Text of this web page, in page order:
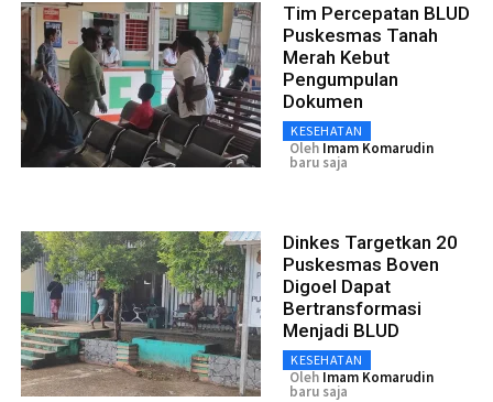
Tim Percepatan BLUD
Puskesmas Tanah
Merah Kebut
Pengumpulan
Dokumen
KESEHATAN
Oleh Imam Komarudin
baru saja
Dinkes Targetkan 20
Puskesmas Boven
Digoel Dapat
Bertransformasi
Menjadi BLUD
KESEHATAN
Oleh Imam Komarudin
baru saja